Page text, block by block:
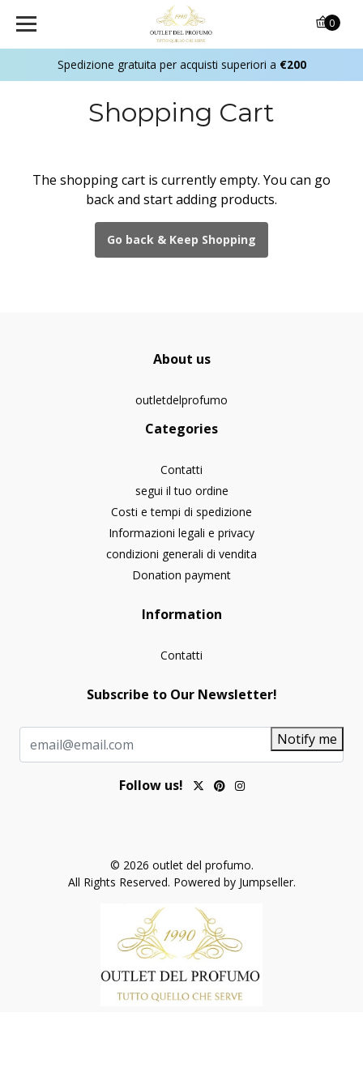
Spedizione gratuita per acquisti superiori a €200
0
Shopping Cart
The shopping cart is currently empty. You can go
back and start adding products.
Go back & Keep Shopping
About us
outletdelprofumo
Categories
Contatti
segui il tuo ordine
Costi e tempi di spedizione
Informazioni legali e privacy
condizioni generali di vendita
Donation payment
Information
Contatti
Subscribe to Our Newsletter!
Notify me
Follow us!
© 2026 outlet del profumo.
All Rights Reserved. Powered by Jumpseller.